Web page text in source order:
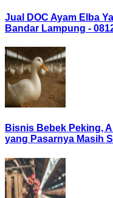
Jual DOC Ayam Elba
Bandar Lampung -
Bisnis Bebek Peking,
yang Pasarnya Masih